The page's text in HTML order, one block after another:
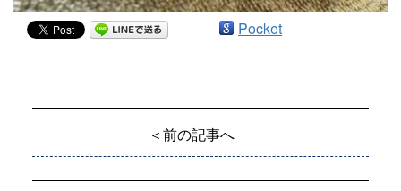
Pocket
＜前の記事へ